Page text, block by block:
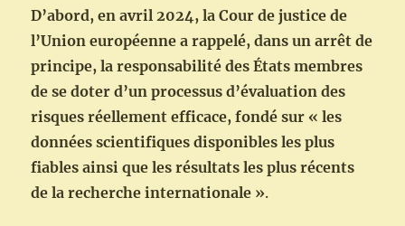
D’abord, en avril 2024, la Cour de justice de
l’Union européenne a rappelé, dans un arrêt de
principe, la responsabilité des États membres
de se doter d’un processus d’évaluation des
risques réellement efficace, fondé sur « les
données scientifiques disponibles les plus
fiables ainsi que les résultats les plus récents
de la recherche internationale ».